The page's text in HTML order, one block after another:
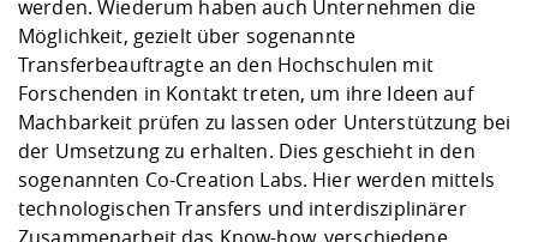
werden. Wiederum haben auch Unternehmen die
Möglichkeit, gezielt über sogenannte
Transferbeauftragte an den Hochschulen mit
Forschenden in Kontakt treten, um ihre Ideen auf
Machbarkeit prüfen zu lassen oder Unterstützung bei
der Umsetzung zu erhalten. Dies geschieht in den
sogenannten Co-Creation Labs. Hier werden mittels
technologischen Transfers und interdisziplinärer